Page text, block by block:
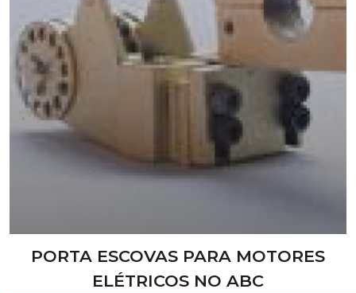
PORTA ESCOVAS PARA MOTORES
ELÉTRICOS NO ABC